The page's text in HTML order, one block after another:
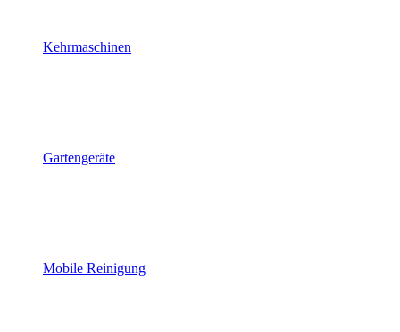
Kehrmaschinen
Gartengeräte
Mobile Reinigung